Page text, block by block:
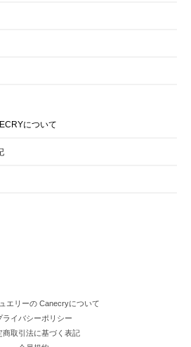
について
エリーの Canecryについて
ライバシーポリシー
商取引法に基づく表記